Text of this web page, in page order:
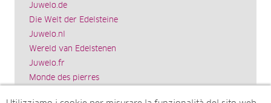
Juwelo.de
Die Welt der Edelsteine
Juwelo.nl
Wereld van Edelstenen
Juwelo.fr
Monde des pierres